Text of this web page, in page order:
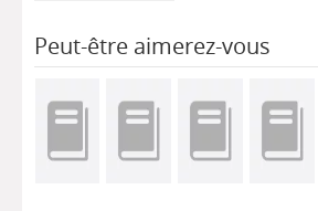
Peut-être aimerez-vous